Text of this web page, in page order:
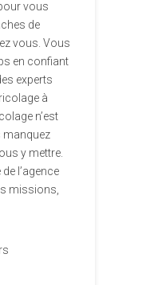
vous
de
vous. Vous
en confiant
experts
à
n’est
manquez
y mettre.
l’agence
missions,